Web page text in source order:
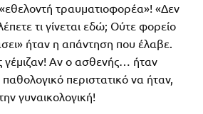
τραυματιοφορέα»! «Δεν
τι γίνεται εδώ; Ούτε φορείο
ήταν η απάντηση που έλαβε.
γέμιζαν! Αν ο ασθενής… ήταν
περιστατικό να ήταν,
γυναικολογική!